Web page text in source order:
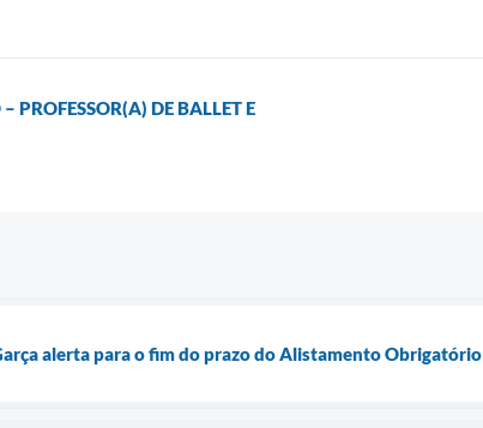
PROFESSOR(A) DE BALLET E
alerta para o fim do prazo do Alistamento Obrigatório